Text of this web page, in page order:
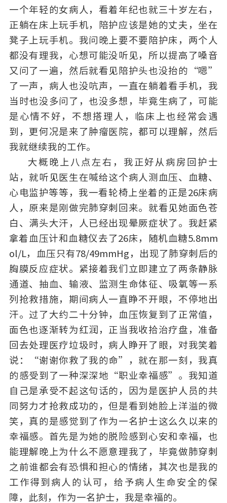
一个年轻的女病人，看着年纪也就三十岁左右，
正躺在床上玩手机，陪护应该是她的丈夫，坐在
凳子上玩手机。我问晚上要不要陪护床，两个人
都没有理我，心想可能没听见，所以提高了嗓音
又问了一遍，然后就看见陪护头也没抬的“嗯”
了一声，病人也没吭声，一直在躺着看手机，我
当时也没多问了，也没多想，毕竟生病了，可能
是心情不好，不想搭理人，临床上也经常会遇
到，更何况是来了肿瘤医院，都可以理解，然后
我就继续我的工作。
大概晚上八点左右，我正好从病房回护士
站，就听见医生在喊给这个病人测血压、血糖、
心电监护等等，我一看轮椅上坐着的正是26床病
人，原来是刚做完肺穿刺回来。就看见她面色苍
白、满头大汗，人已经出现晕厥症状了。我赶紧
拿着血压计和血糖仪去了26床，随机血糖5.8mm
ol/L，血压只有78/49mmHg，出现了肺穿刺后的
胸膜反应症状。紧接着我们立即建立了两条静脉
通道、抽血、输液、监测生命体征、吸氧等一系
列抢救措施，期间病人一直睁不开眼，不停地出
汗。过了大约二十分钟，血压恢复到了正常值，
面色也逐渐转为红润，正当我收拾治疗盘，准备
回去处理医疗垃圾时，病人睁开了眼，对我笑着
说：“谢谢你救了我的命”，就在那一刻，我真
的感受到了一种深深地“职业幸福感”。我知道
自己是承受不起这句话的，因为是医护人员的共
同努力才抢救成功的，但是看到她脸上洋溢的微
笑，真的是感觉到了作为一名护士这么久以来的
幸福感。首先是为她的脱险感到心安和幸福，也
能理解晚上为什么不愿意理我了，毕竟做肺穿刺
之前谁都会有恐惧和担心的情绪，其次也是我的
工作得到病人的认可，给予病人生命安全的保
障，此刻，作为一名护士，我是幸福的。